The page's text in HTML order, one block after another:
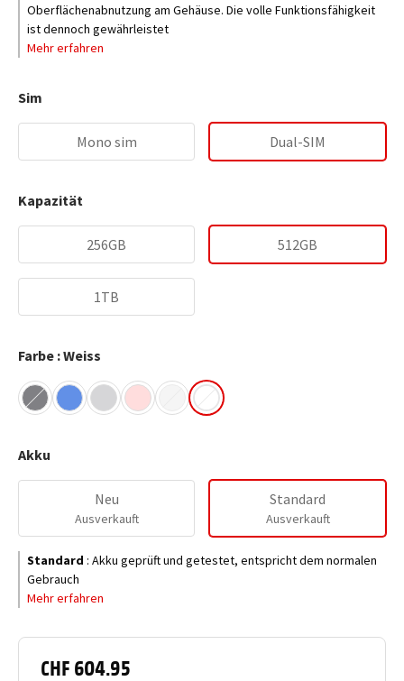
CHF 604.95
Oberflächenabnutzung am Gehäuse. Die volle Funktionsfähigkeit
ist dennoch gewährleistet
Mehr erfahren
Sim
Mono sim Dual-SIM
Kapazität
256GB 512GB
1TB
Farbe : Weiss
Akku
Neu
Ausverkauft
Standard
Ausverkauft
Standard : Akku geprüft und getestet, entspricht dem normalen
Gebrauch
Mehr erfahren